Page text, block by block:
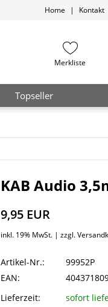
Home | Kontakt
Merkliste
Topseller
KAB Audio
9,95 EUR
inkl. 19% MwSt. | zzgl.
Artikel-Nr.:
99952P
EAN:
Lieferzeit:
sofort